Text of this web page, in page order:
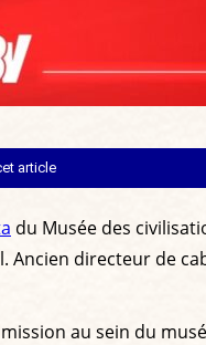
article
du Musée des
directeur de
au sein du